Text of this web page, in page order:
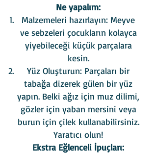
Ne yapalım:
Malzemeleri hazırlayın: Meyve
ve sebzeleri çocukların kolayca
yiyebileceği küçük parçalara
kesin.
Yüz Oluşturun: Parçaları bir
tabağa dizerek gülen bir yüz
yapın. Belki ağız için muz dilimi,
gözler için yaban mersini veya
burun için çilek kullanabilirsiniz.
Yaratıcı olun!
Ekstra Eğlenceli İpuçları: